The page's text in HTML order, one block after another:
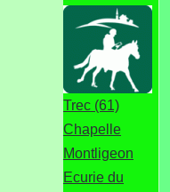
Trec (61)
Chapelle
Montligeon
Ecurie du